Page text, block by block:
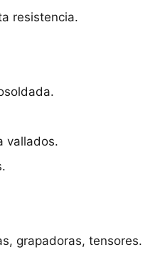
resistencia.
vallados.
grapadoras, tensores.